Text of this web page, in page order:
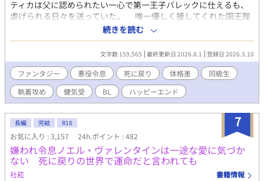
ティカは父に認められたい一心で第一王子バレックに仕えるも、
虐げられる日々を送っていた。 唯一優しく接してくれた国王陛
下が崩御し絶望する中、異母兄弟の後継者争いに終止符が打たれ
ると、即位したバレックと王太后による恐怖政治が始まった。
前陛下を亡くした悲しみに囚われていたロレティカは国を崩壊さ
せようと動き、その後、王弟レイリスよる反乱が起こる。 敗れ
たバレックは家臣と共に投獄され、ロレティカも地下牢へ繋がれ
る。 そこでレイリスの護衛騎士サルクの優しさに触れ、無償の
温もりを注がれて恋を知り……。 処刑寸前に「今度はサルクの
ために生きたい」と願いながら断罪されたが、目覚めると登城前
に時間が巻き戻っていて──！？ いいね、エール、感想、とても
励みになります！ ※注意事項※ 7話〜28話くらいまで、お家騒動
編と思って読んでください。後の方にならないと攻めキャラのサ
ルクは登場しません。
続きを読む
文字数 159,565 最終更新日 2026.8.1 登録日 2026.3.10
ファンタジー 悪役令息 死に戻り 体格差
同級生
執着攻め
健気受 BL ハッピーエンド
7
長編 完結 R18
お気に入り : 3,157 24h.ポイント : 482
嫌われ令息ノエル・ヴァレンタインは一途な愛に気づか
ない 死に戻りの世界で運命だと言われても
社菘 書籍情報